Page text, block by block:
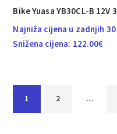
Bike Yuasa YB30CL-B 12V
Najniža cijena u zadnjih
Snižena cijena: 122.00€
1 2 …